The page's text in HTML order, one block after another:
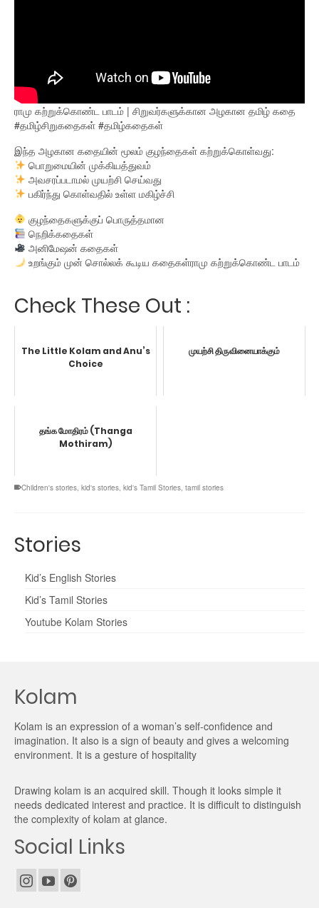
ராமு கற்றுக்கொண்ட பாடம் | சிறுவர்களுக்கான அழகான தமிழ் கதை
#தமிழ்சிறுகதைகள் #தமிழ்கதைகள்
இந்த அழகான கதையின் மூலம் குழந்தைகள் கற்றுக்கொள்வது:
பொறுமையின் முக்கியத்துவம்
அவசரப்படாமல் முயற்சி செய்வது
பகிர்ந்து கொள்வதில் உள்ள மகிழ்ச்சி
குழந்தைகளுக்குப் பொருத்தமான
நெறிக்கதைகள்
அனிமேஷன் கதைகள்
உறங்கும் முன் சொல்லக் கூடிய கதைகள்ராமு கற்றுக்கொண்ட பாடம்
Check These Out :
The Little Kolam and Anu’s
Choice
முயற்சி திருவினையாக்கும்
தங்க மோதிரம் (Thanga
Mothiram)
Children's stories kid's stories kid's Tamil Stories tamil stories
Stories
Kid’s English Stories
Kid’s Tamil Stories
Youtube Kolam Stories
Kolam
Kolam is an expression of a woman’s self-confidence and
imagination. It also is a sign of beauty and gives a welcoming
environment. It is a gesture of hospitality
Drawing kolam is an acquired skill. Though it looks simple it
needs dedicated interest and practice. It is difficult to distinguish
the complexity of kolam at glance.
Social Links